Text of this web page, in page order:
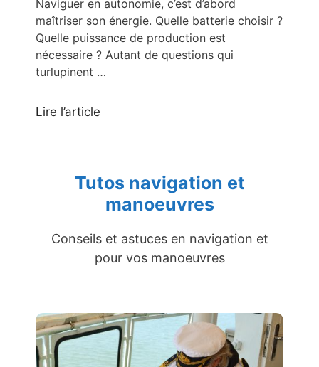
Naviguer en autonomie, c’est d’abord
maîtriser son énergie. Quelle batterie choisir ?
Quelle puissance de production est
nécessaire ? Autant de questions qui
turlupinent …
Lire l’article
Tutos navigation et
manoeuvres
Conseils et astuces en navigation et
pour vos manoeuvres